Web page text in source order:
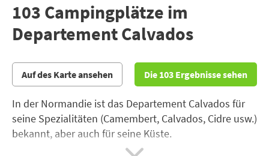
103 Campingplätze im
Departement Calvados
Auf des Karte ansehen Die 103 Ergebnisse sehen
In der Normandie ist das Departement Calvados für
seine Spezialitäten (Camembert, Calvados, Cidre usw.)
bekannt, aber auch für seine Küste.
Mobilheim in einem